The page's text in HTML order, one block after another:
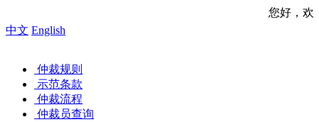
您好，欢迎来到中
中文 English
仲裁规则
示范条款
仲裁流程
仲裁员查询